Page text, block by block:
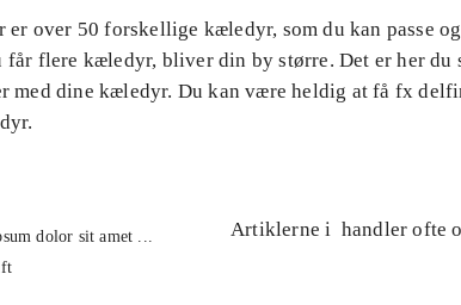
er over 50 forskellige kæledyr, som du kan passe
får flere kæledyr, bliver din by større. Det er her du
med dine kæledyr. Du kan være heldig at få fx
dolor sit amet ...
Artiklerne i handler ofte